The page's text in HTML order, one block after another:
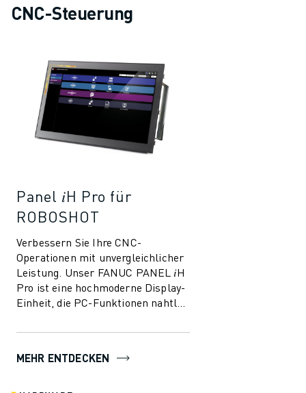
CNC-Steuerung
Panel 𝑖H Pro für
ROBOSHOT
Verbessern Sie Ihre CNC-
Operationen mit unvergleichlicher
Leistung. Unser FANUC PANEL 𝑖H
Pro ist eine hochmoderne Display-
Einheit, die PC-Funktionen nahtlos
und so ...
MEHR ENTDECKEN